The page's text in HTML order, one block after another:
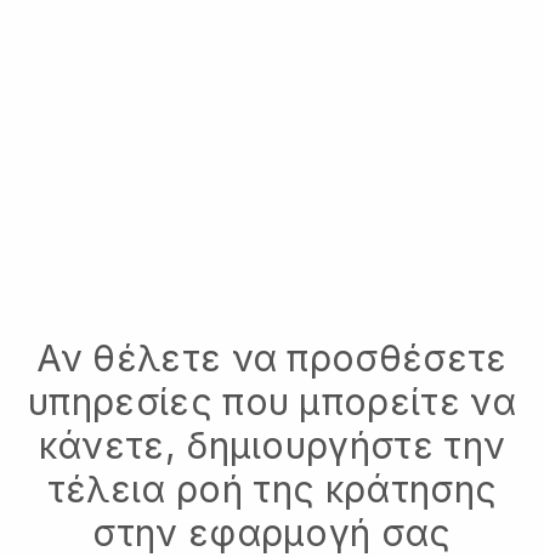
Αν θέλετε να προσθέσετε
υπηρεσίες που μπορείτε να
κάνετε, δημιουργήστε την
τέλεια ροή της κράτησης
στην εφαρμογή σας